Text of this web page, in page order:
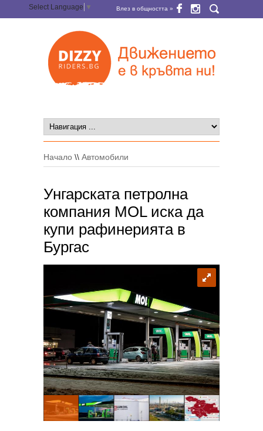
Select Language ▼ Влез в общността »
Начало \\ Автомобили
Унгарската петролна
компания MOL иска да
купи рафинерията в
Бургас